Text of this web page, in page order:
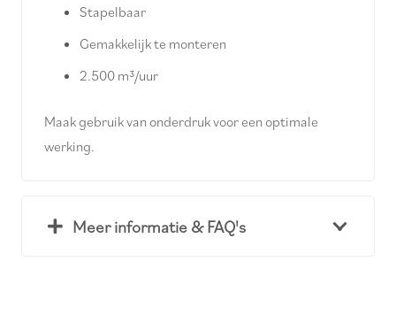
Stapelbaar
Gemakkelijk te monteren
2.500 m³/uur
Maak gebruik van onderdruk voor een optimale
werking.
Meer informatie & FAQ's